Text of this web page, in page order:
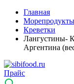
Главная
Морепродукты
Креветки
Лангустины-
Аргентина
Прайс